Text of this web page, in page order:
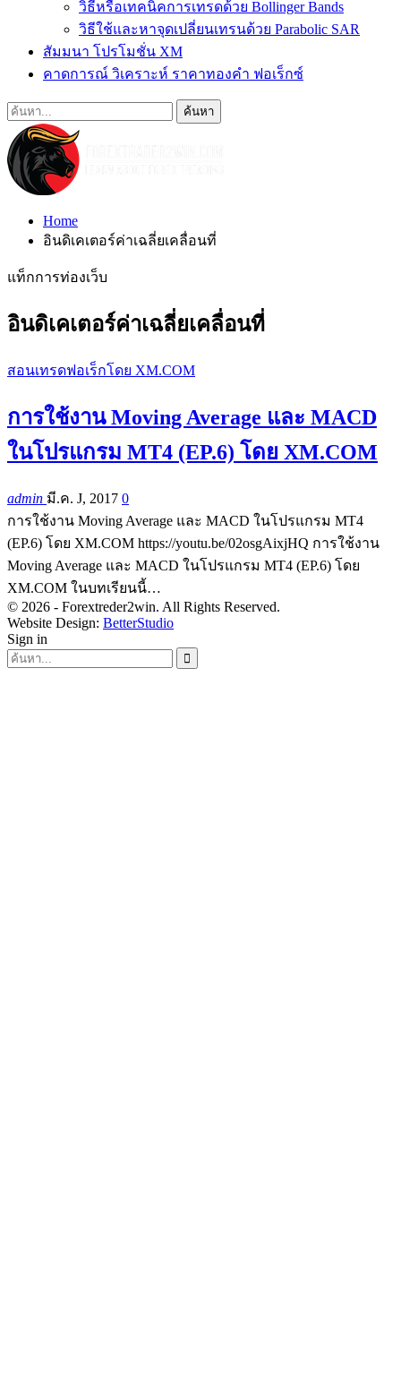
วิธีหรือเทคนิคการเทรดด้วย Bollinger Bands
วิธีใช้และหาจุดเปลี่ยนเทรนด้วย Parabolic SAR
สัมมนา โปรโมชั่น XM
คาดการณ์ วิเคราะห์ ราคาทองคำ ฟอเร็กซ์
Home
อินดิเคเตอร์ค่าเฉลี่ยเคลื่อนที่
แท็กการท่องเว็บ
อินดิเคเตอร์ค่าเฉลี่ยเคลื่อนที่
สอนเทรดฟอเร็กโดย XM.COM
การใช้งาน Moving Average และ MACD
ในโปรแกรม MT4 (EP.6) โดย XM.COM
admin มี.ค. J, 2017 0
การใช้งาน Moving Average และ MACD ในโปรแกรม MT4
(EP.6) โดย XM.COM https://youtu.be/02osgAixjHQ การใช้งาน
Moving Average และ MACD ในโปรแกรม MT4 (EP.6) โดย
XM.COM ในบทเรียนนี้…
© 2026 - Forextreder2win. All Rights Reserved.
Website Design: BetterStudio
Sign in